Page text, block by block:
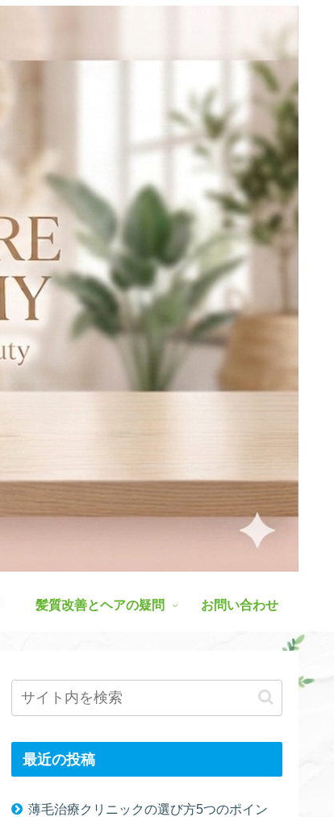
髪質改善とヘアの疑問 お問い合わせ
最近の投稿
薄毛治療クリニックの選び方5つのポイン